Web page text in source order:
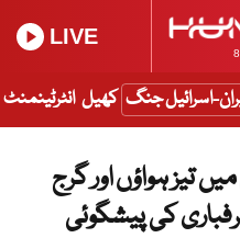
LIVE
اسرائیل جنگ کھیل انٹرٹینمنٹ
تیز ہواؤں اور گرج
کی پیشگوئی